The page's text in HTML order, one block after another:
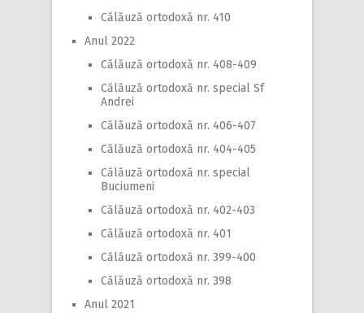
Călăuză ortodoxă nr. 410
Anul 2022
Călăuză ortodoxă nr. 408-409
Călăuză ortodoxă nr. special Sf
Andrei
Călăuză ortodoxă nr. 406-407
Călăuză ortodoxă nr. 404-405
Călăuză ortodoxă nr. special
Buciumeni
Călăuză ortodoxă nr. 402-403
Călăuză ortodoxă nr. 401
Călăuză ortodoxă nr. 399-400
Călăuză ortodoxă nr. 398
Anul 2021